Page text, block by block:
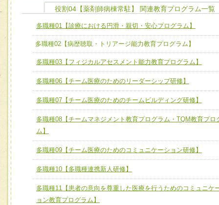
ユニット１ 医療人としての基礎能力
全人的医療を実践する医療人として、必要な基礎能力を身
ける
ユニット２ チーム医療構成力
ユニット３ 多職種連携力
他職種の視点とスキルを学び、相互理解と連携を深める
チーム01【病院内横断的問題解決チーム】
チーム02【地域医療連携推進による高度医療を必要とする
宅患者等支援チーム】
チーム03【癌患者服薬サポートチーム】
チーム04【口腔ケアチーム】
チーム05【せん妄対策チーム】
チーム07【病院職員に対する院内感染対策教育チーム】
チーム08【地域関係機関と連携した小児リハビリテーショ
チーム09【術前から始める周術期リハビリテーションチー
役割04【薬剤師病棟常駐】 関連教育プログラム一覧
多職種01【診療における円滑・親切・安心プログラム】
多職種02【病歴聴取・トリアージ能力教育プログラム】
多職種03【フィジカルアセスメント能力教育プログラム】
多職種06【チーム医療のためのリーダーシップ研修】
多職種07【チーム医療のためのチームビルディング研修】
多職種08【チームマネジメント教育プログラム・TQM教育プロ
ム】
多職種09【チーム医療のためのコミュニケーション研修】
多職種10【多職種連携新人研修】
多職種11【患者の意向を尊重した医療を行うためのコミュニケ
ョン教育プログラム】